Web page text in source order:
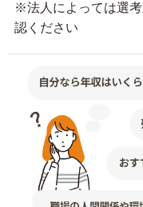
※法人によっては選
認ください